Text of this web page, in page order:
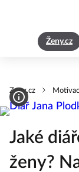
Ženy.cz
Zeny.cz
Jaké
ženy?